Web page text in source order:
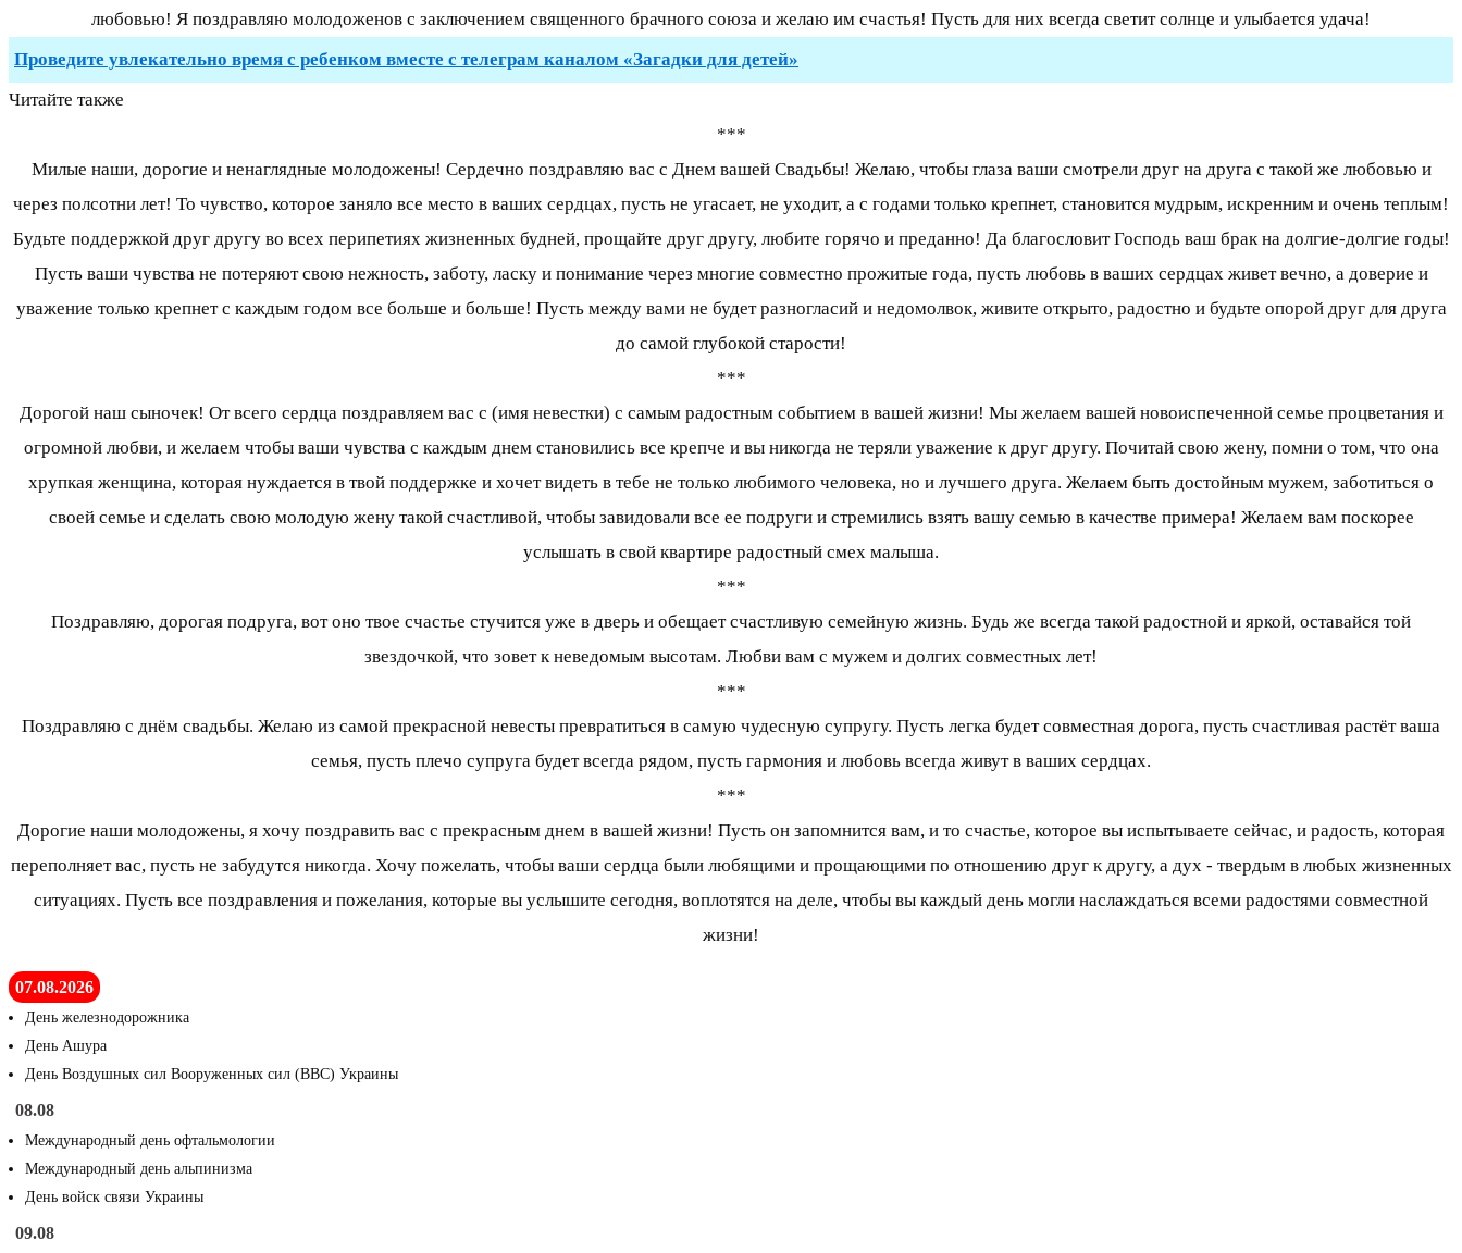
любовью! Я поздравляю молодоженов с заключением священного брачного союза и желаю им счастья! Пусть для них всегда светит солнце и улыбается удача!
Проведите увлекательно время с ребенком вместе с телеграм каналом «Загадки для детей»
Читайте также
***
Милые наши, дорогие и ненаглядные молодожены! Сердечно поздравляю вас с Днем вашей Свадьбы! Желаю, чтобы глаза ваши смотрели друг на друга с такой же любовью и
через полсотни лет! То чувство, которое заняло все место в ваших сердцах, пусть не угасает, не уходит, а с годами только крепнет, становится мудрым, искренним и очень теплым!
Будьте поддержкой друг другу во всех перипетиях жизненных будней, прощайте друг другу, любите горячо и преданно! Да благословит Господь ваш брак на долгие-долгие годы!
Пусть ваши чувства не потеряют свою нежность, заботу, ласку и понимание через многие совместно прожитые года, пусть любовь в ваших сердцах живет вечно, а доверие и
уважение только крепнет с каждым годом все больше и больше! Пусть между вами не будет разногласий и недомолвок, живите открыто, радостно и будьте опорой друг для друга
до самой глубокой старости!
***
Дорогой наш сыночек! От всего сердца поздравляем вас с (имя невестки) с самым радостным событием в вашей жизни! Мы желаем вашей новоиспеченной семье процветания и
огромной любви, и желаем чтобы ваши чувства с каждым днем становились все крепче и вы никогда не теряли уважение к друг другу. Почитай свою жену, помни о том, что она
хрупкая женщина, которая нуждается в твой поддержке и хочет видеть в тебе не только любимого человека, но и лучшего друга. Желаем быть достойным мужем, заботиться о
своей семье и сделать свою молодую жену такой счастливой, чтобы завидовали все ее подруги и стремились взять вашу семью в качестве примера! Желаем вам поскорее
услышать в свой квартире радостный смех малыша.
***
Поздравляю, дорогая подруга, вот оно твое счастье стучится уже в дверь и обещает счастливую семейную жизнь. Будь же всегда такой радостной и яркой, оставайся той
звездочкой, что зовет к неведомым высотам. Любви вам с мужем и долгих совместных лет!
***
Поздравляю с днём свадьбы. Желаю из самой прекрасной невесты превратиться в самую чудесную супругу. Пусть легка будет совместная дорога, пусть счастливая растёт ваша
семья, пусть плечо супруга будет всегда рядом, пусть гармония и любовь всегда живут в ваших сердцах.
***
Дорогие наши молодожены, я хочу поздравить вас с прекрасным днем в вашей жизни! Пусть он запомнится вам, и то счастье, которое вы испытываете сейчас, и радость, которая
переполняет вас, пусть не забудутся никогда. Хочу пожелать, чтобы ваши сердца были любящими и прощающими по отношению друг к другу, а дух - твердым в любых жизненных
ситуациях. Пусть все поздравления и пожелания, которые вы услышите сегодня, воплотятся на деле, чтобы вы каждый день могли наслаждаться всеми радостями совместной
жизни!
07.08.2026
День железнодорожника
День Ашура
День Воздушных сил Вооруженных сил (ВВС) Украины
08.08
Международный день офтальмологии
Международный день альпинизма
День войск связи Украины
09.08